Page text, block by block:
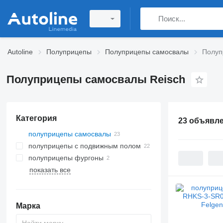
Autoline Полуприцепы Полуприцепы самосвалы
Полуприцепы самосвалы Reisch
Категория
полуприцепы самосвалы
полуприцепы с подвижным полом
полуприцепы фургоны
показать все
Марка
23